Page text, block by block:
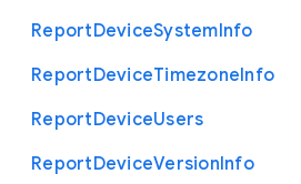
ReportDeviceSystemInfo
ReportDeviceTimezoneInfo
ReportDeviceUsers
ReportDeviceVersionInfo